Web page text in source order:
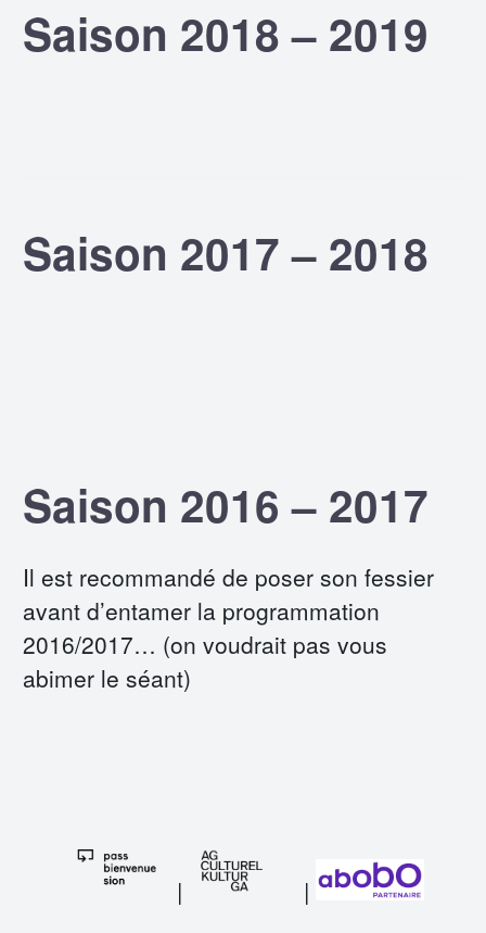
Saison 2018 – 2019
Saison 2017 – 2018
Saison 2016 – 2017
Il est recommandé de poser son fessier
avant d’entamer la programmation
2016/2017… (on voudrait pas vous
abimer le séant)
| |